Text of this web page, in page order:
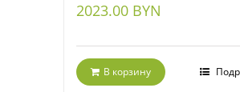
2023.00 BYN
В корзину